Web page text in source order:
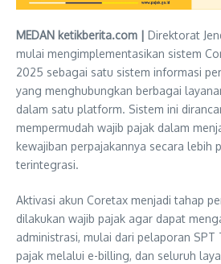
MEDAN ketikberita.com | Direktorat
mulai mengimplementasikan sistem
2025 sebagai satu sistem informasi
yang menghubungkan berbagai
dalam satu platform. Sistem ini
mempermudah wajib pajak dalam
kewajiban perpajakannya secara lebih
terintegrasi.
Aktivasi akun Coretax menjadi tahap
dilakukan wajib pajak agar dapat
administrasi, mulai dari pelaporan SPT
pajak melalui e-billing, dan seluruh